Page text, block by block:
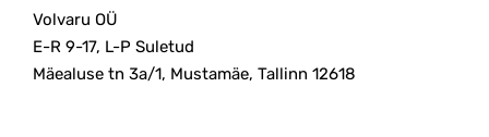
Volvaru OÜ
E-R 9-17, L-P Suletud
Mäealuse tn 3a/1, Mustamäe, Tallinn 12618